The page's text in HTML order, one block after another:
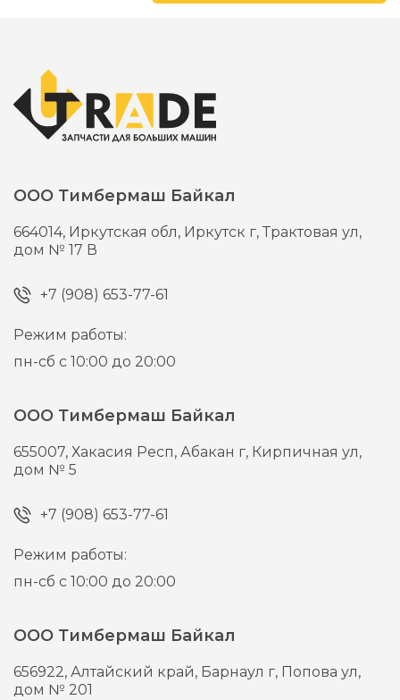
ООО Тимбермаш Байкал
664014, Иркутская обл, Иркутск г,Трактовая ул,
дом № 17 В
+7 (908) 653-77-61
Режим работы:
пн-сб с 10:00 до 20:00
ООО Тимбермаш Байкал
655007,Хакасия Респ, Абакан г, Кирпичная ул,
дом № 5
+7 (908) 653-77-61
Режим работы:
пн-сб с 10:00 до 20:00
ООО Тимбермаш Байкал
656922,Алтайский край, Барнаул г, Попова ул,
дом № 201